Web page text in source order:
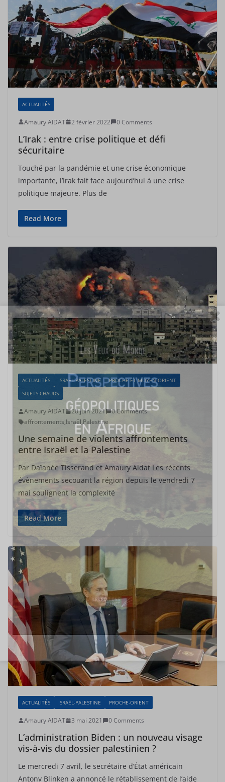
ACTUALITÉS
Amaury AIDAT 2 février 2022 0 Comments
L’Irak : entre crise politique et défi
sécuritaire
Touché par la pandémie et une crise économique
importante, l’Irak fait face aujourd’hui à une crise
politique majeure. Plus de
Read More
ACTUALITÉS ISRAËL-PALESTINE
PROCHE ET MOYEN-ORIENT
SUJETS CHAUDS
Amaury AIDAT 20 juin 2021
0 Comments
affrontements,Israël,Palestine
Une semaine de violents affrontements
entre Israël et la Palestine
Par Daïanée Tisserand et Amaury Aidat Les récents
évènements secouant la région depuis le vendredi 7
mai soulignent la complexité
Read More
ACTUALITÉS ISRAËL-PALESTINE PROCHE-ORIENT
Amaury AIDAT 3 mai 2021 0 Comments
L’administration Biden : un nouveau visage
vis-à-vis du dossier palestinien ?
Le mercredi 7 avril, le secrétaire d’État américain
Antony Blinken a annoncé le rétablissement de l’aide